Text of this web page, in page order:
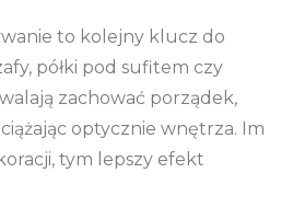
to kolejny klucz do
półki pod sufitem czy
zachować porządek,
optycznie wnętrza. Im
tym lepszy efekt